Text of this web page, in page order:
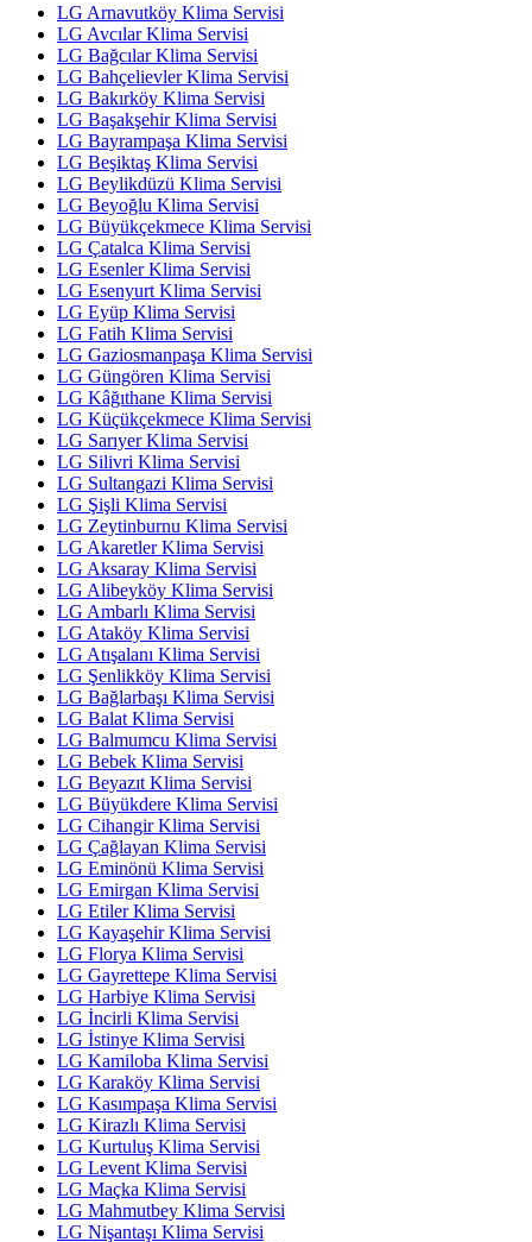
LG Arnavutköy Klima Servisi
LG Avcılar Klima Servisi
LG Bağcılar Klima Servisi
LG Bahçelievler Klima Servisi
LG Bakırköy Klima Servisi
LG Başakşehir Klima Servisi
LG Bayrampaşa Klima Servisi
LG Beşiktaş Klima Servisi
LG Beylikdüzü Klima Servisi
LG Beyoğlu Klima Servisi
LG Büyükçekmece Klima Servisi
LG Çatalca Klima Servisi
LG Esenler Klima Servisi
LG Esenyurt Klima Servisi
LG Eyüp Klima Servisi
LG Fatih Klima Servisi
LG Gaziosmanpaşa Klima Servisi
LG Güngören Klima Servisi
LG Kâğıthane Klima Servisi
LG Küçükçekmece Klima Servisi
LG Sarıyer Klima Servisi
LG Silivri Klima Servisi
LG Sultangazi Klima Servisi
LG Şişli Klima Servisi
LG Zeytinburnu Klima Servisi
LG Akaretler Klima Servisi
LG Aksaray Klima Servisi
LG Alibeyköy Klima Servisi
LG Ambarlı Klima Servisi
LG Ataköy Klima Servisi
LG Atışalanı Klima Servisi
LG Şenlikköy Klima Servisi
LG Bağlarbaşı Klima Servisi
LG Balat Klima Servisi
LG Balmumcu Klima Servisi
LG Bebek Klima Servisi
LG Beyazıt Klima Servisi
LG Büyükdere Klima Servisi
LG Cihangir Klima Servisi
LG Çağlayan Klima Servisi
LG Eminönü Klima Servisi
LG Emirgan Klima Servisi
LG Etiler Klima Servisi
LG Kayaşehir Klima Servisi
LG Florya Klima Servisi
LG Gayrettepe Klima Servisi
LG Harbiye Klima Servisi
LG İncirli Klima Servisi
LG İstinye Klima Servisi
LG Kamiloba Klima Servisi
LG Karaköy Klima Servisi
LG Kasımpaşa Klima Servisi
LG Kirazlı Klima Servisi
LG Kurtuluş Klima Servisi
LG Levent Klima Servisi
LG Maçka Klima Servisi
LG Mahmutbey Klima Servisi
LG Nişantaşı Klima Servisi